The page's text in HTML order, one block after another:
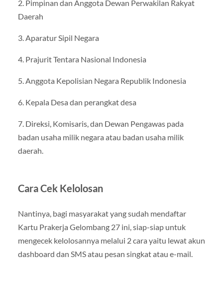
2. Pimpinan dan Anggota Dewan Perwakilan Rakyat
Daerah
3. Aparatur Sipil Negara
4. Prajurit Tentara Nasional Indonesia
5. Anggota Kepolisian Negara Republik Indonesia
6. Kepala Desa dan perangkat desa
7. Direksi, Komisaris, dan Dewan Pengawas pada
badan usaha milik negara atau badan usaha milik
daerah.
Cara Cek Kelolosan
Nantinya, bagi masyarakat yang sudah mendaftar
Kartu Prakerja Gelombang 27 ini, siap-siap untuk
mengecek kelolosannya melalui 2 cara yaitu lewat akun
dashboard dan SMS atau pesan singkat atau e-mail.